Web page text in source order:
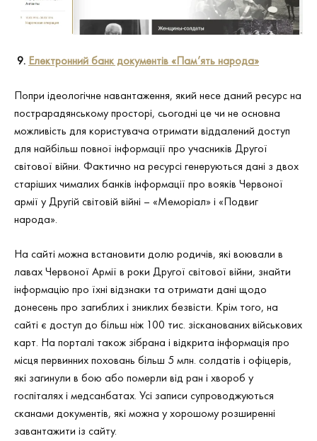
9. Електронний банк документів«Пам’ять народа»
Попри ідеологічне навантаження, який несе даний ресурс на
пострарадянському просторі, сьогодні це чи не основна
можливість для користувача отримати віддалений доступ
для найбільш повної інформації про учасників Другої
світової війни. Фактично на ресурсі генеруються дані з двох
старіших чималих банків інформації про вояків Червоної
армії у Другій світовій війні – «Меморіал» і «Подвиг
народа».
На сайті можна встановити долю родичів, які воювали в
лавах Червоної Армії в роки Другої світової війни, знайти
інформацію про їхні відзнаки та отримати дані щодо
донесень про загиблих і зниклих безвісти. Крім того, на
сайті є доступ до більш ніж 100 тис. зісканованих військових
карт. На порталі також зібрана і відкрита інформація про
місця первинних поховань більш 5 млн. солдатів і офіцерів,
які загинули в бою або померли від ран і хвороб у
госпіталях і медсанбатах. Усі записи супроводжуються
сканами документів, які можна у хорошому розширенні
завантажити із сайту.